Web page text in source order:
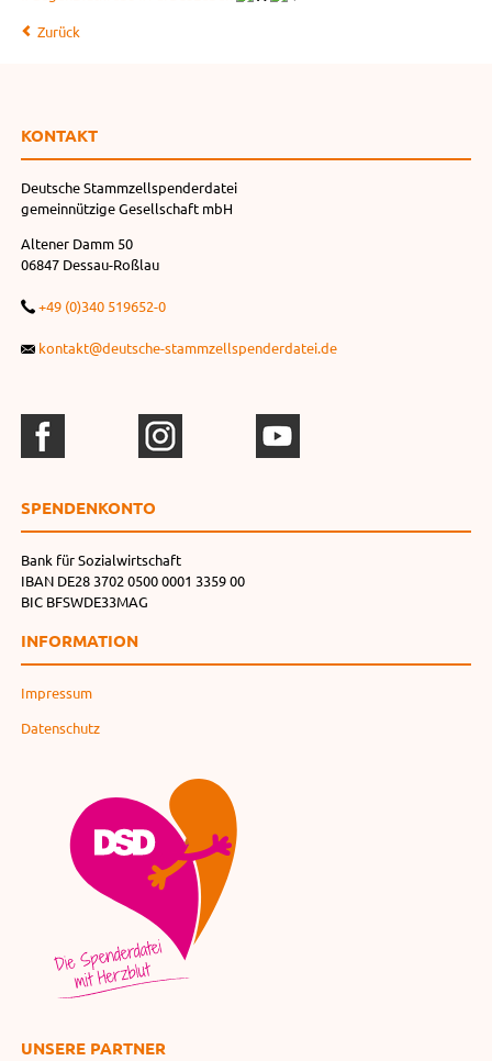
Zurück
KONTAKT
Deutsche Stammzellspenderdatei
gemeinnützige Gesellschaft mbH
Altener Damm 50
06847 Dessau-Roßlau
+49 (0)340 519652-0
kontakt@deutsche-stammzellspenderdatei.de
SPENDEN­KONTO
Bank für Sozialwirtschaft
IBAN DE28 3702 0500 0001 3359 00
BIC BFSWDE33MAG
INFORMATION
Impressum
Datenschutz
UNSERE PARTNER